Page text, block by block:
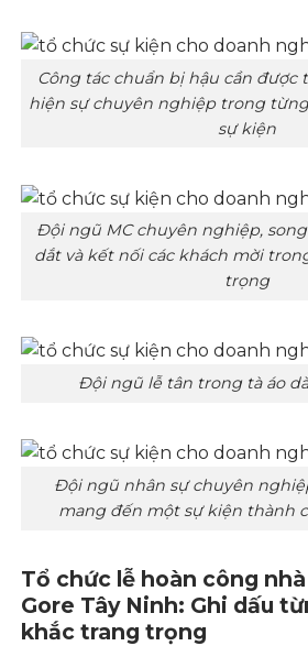
Công tác chuẩn bị hậu cần
hiện sự chuyên nghiệp trong
sự kiện
Đội ngũ MC chuyên nghiệp,
dắt và kết nối các khách mời
trọng
Đội ngũ lễ tân trong tà áo
Đội ngũ nhân sự chuyên
mang đến một sự kiện thành
Tổ chức lễ hoàn công
Gore Tây Ninh: Ghi dấu
khắc trang trọng